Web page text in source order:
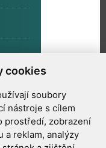
cookies
soubory
nástroje s cílem
prostředí, zobrazení
a reklam, analýzy